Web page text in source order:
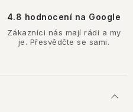
4.8 hodnocení na Google
Zákazníci nás mají rádi a my
je. Přesvědčte se sami.